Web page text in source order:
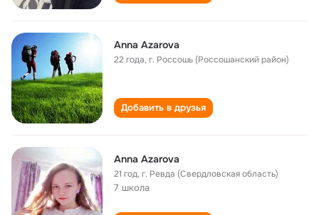
Anna Azarova
22 года,г. Россошь (Россошанский район)
Добавить в друзья
Anna Azarova
21 год,г. Ревда (Свердловская область)
7 школа